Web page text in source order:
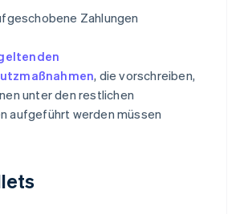
Zahlungen
, die vorschreiben,
unter den restlichen
aufgeführt werden müssen